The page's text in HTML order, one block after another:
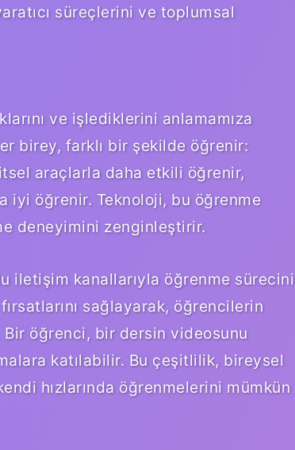
süreçlerini ve toplumsal
ve işlediklerini anlamamıza
birey, farklı bir şekilde öğrenir:
araçlarla daha etkili öğrenir,
iyi öğrenir. Teknoloji, bu öğrenme
deneyimini zenginleştirir.
iletişim kanallarıyla öğrenme sürecini
sağlayarak, öğrencilerin
Bir öğrenci, bir dersin videosunu
katılabilir. Bu çeşitlilik, bireysel
hızlarında öğrenmelerini mümkün